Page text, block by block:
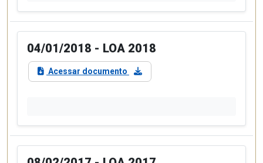
04/01/2018 - LOA 2018
Acessar documento